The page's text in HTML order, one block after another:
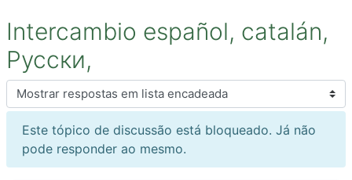
Intercambio español, catalán,
Русски,
Modo de visualização
Este tópico de discussão está bloqueado. Já não
pode responder ao mesmo.